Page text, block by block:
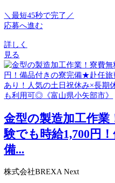
＼最短45秒で完了／
応募へ進む
詳しく
見る
金型の製造加工作
験でも時給1,700円
備...
株式会社BREXA Next